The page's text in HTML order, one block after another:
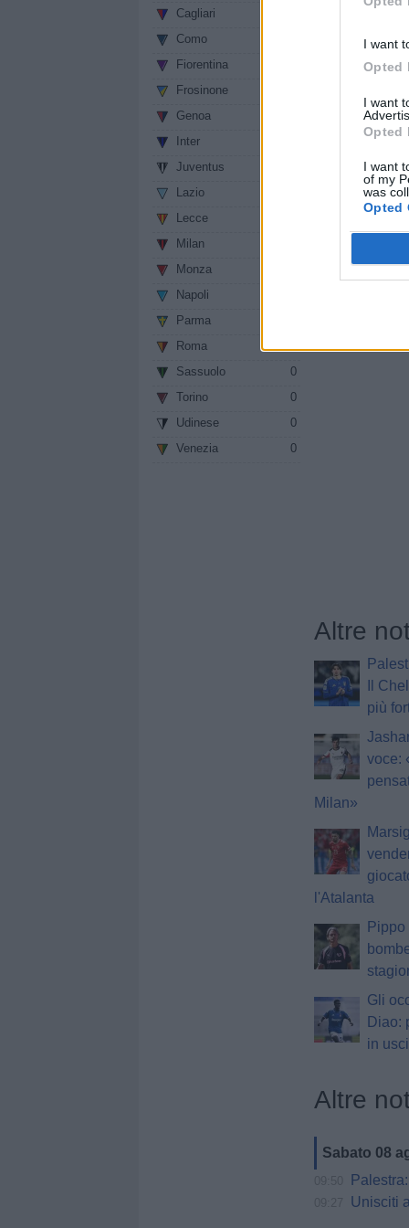
I want
Opted
I want
Opted
I want
of my
was
Opted
Cagliari
Como
Fiorentina
Frosinone
Genoa
Inter
Juventus
Lazio
Lecce
Milan
Monza
Napoli
Parma
Roma
0
Sassuolo
0
Torino
0
Udinese
0
Venezia
0
Altre
Il
più
voce:
Milan»
l'Atalanta
Pippo
Gli
Diao:
in
Altre
Sabato 08
Palestra:
Unisciti